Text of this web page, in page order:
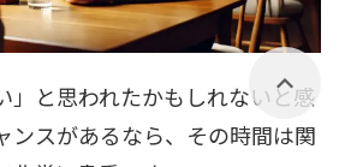
」と思われたかもしれないと感
ンスがあるなら、その時間は関